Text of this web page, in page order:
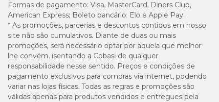
Formas de pagamento: Visa, MasterCard, Diners Club,
American Express; Boleto bancário; Elo e Apple Pay.
* As promoções, parcerias e descontos contidos em nosso
site não são cumulativos. Diante de duas ou mais
promoções, será necessário optar por aquela que melhor
lhe convém, isentando a Cobasi de qualquer
responsabilidade nesse sentido. Preços e condições de
pagamento exclusivos para compras via internet, podendo
variar nas lojas físicas. Todas as regras e promoções são
válidas apenas para produtos vendidos e entregues pela